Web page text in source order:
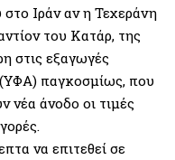
Ιράν αν η Τεχεράνη
του Κατάρ, της
στις εξαγωγές
παγκοσμίως, που
νέα άνοδο οι τιμές
να επιτεθεί σε